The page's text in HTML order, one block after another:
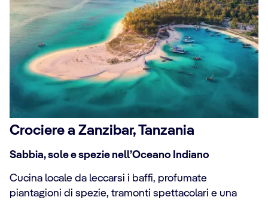
Crociere a Zanzibar, Tanzania
Sabbia, sole e spezie nell’Oceano Indiano
Cucina locale da leccarsi i baffi, profumate
piantagioni di spezie, tramonti spettacolari e una